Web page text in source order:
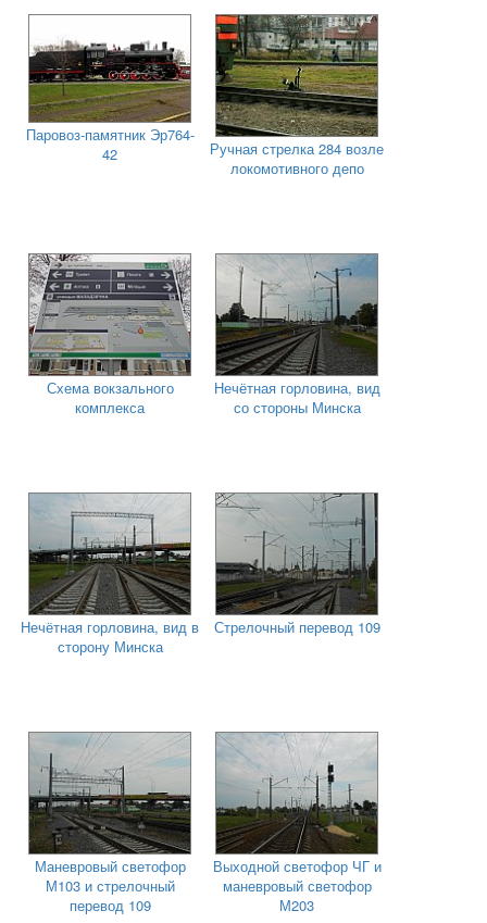
Паровоз-памятник Эр764-
42
Ручная стрелка 284 возле
локомотивного депо
Схема вокзального
комплекса
Нечётная горловина, вид
со стороны Минска
Нечётная горловина, вид в
сторону Минска
Стрелочный перевод 109
Маневровый светофор
М103 и стрелочный
перевод 109
Выходной светофор ЧГ и
маневровый светофор
М203